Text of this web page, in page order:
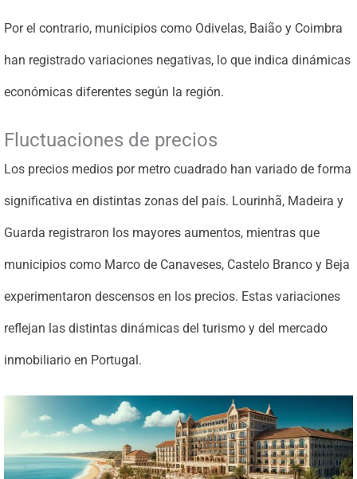
Por el contrario, municipios como Odivelas, Baião y Coimbra
han registrado variaciones negativas, lo que indica dinámicas
económicas diferentes según la región.
Fluctuaciones de precios
Los precios medios por metro cuadrado han variado de forma
significativa en distintas zonas del país. Lourinhã, Madeira y
Guarda registraron los mayores aumentos, mientras que
municipios como Marco de Canaveses, Castelo Branco y Beja
experimentaron descensos en los precios. Estas variaciones
reflejan las distintas dinámicas del turismo y del mercado
inmobiliario en Portugal.